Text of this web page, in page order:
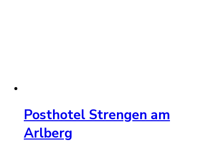
Posthotel Strengen am
Arlberg